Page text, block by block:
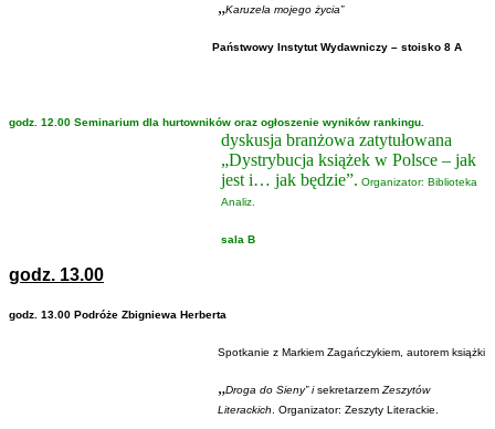
„Karuzela mojego życia”
Państwowy Instytut Wydawniczy – stoisko 8 A
godz. 12.00 Seminarium dla hurtowników oraz ogłoszenie wyników rankingu.
dyskusja branżowa zatytułowana
„Dystrybucja książek w Polsce – jak
jest i… jak będzie”. Organizator: Biblioteka
Analiz.
sala B
godz. 13.00
godz. 13.00 Podróże Zbigniewa Herberta
Spotkanie z Markiem Zagańczykiem, autorem książki
„Droga do Sieny” isekretarzem Zeszytów
Literackich. Organizator: Zeszyty Literackie.